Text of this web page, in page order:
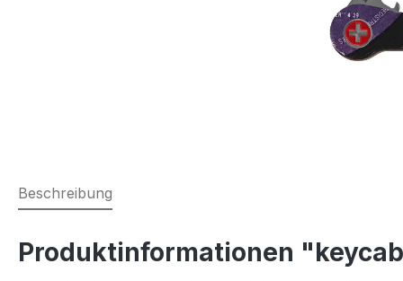
Beschreibung
Produktinformationen